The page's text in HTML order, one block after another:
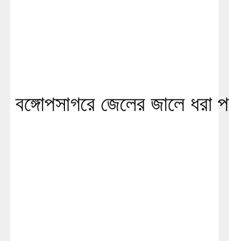
বঙ্গোপসাগরে জেলের জালে